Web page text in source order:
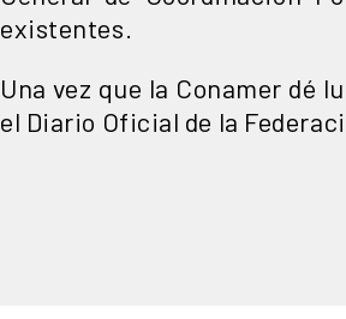
existentes.
Una vez que la Conamer dé
el Diario Oficial de la